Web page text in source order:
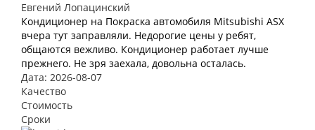
Евгений Лопацинский
Кондиционер на Покраска автомобиля Mitsubishi ASX
вчера тут заправляли. Недорогие цены у ребят,
общаются вежливо. Кондиционер работает лучше
прежнего. Не зря заехала, довольна осталась.
Дата: 2026-08-07
Качество
Стоимость
Сроки